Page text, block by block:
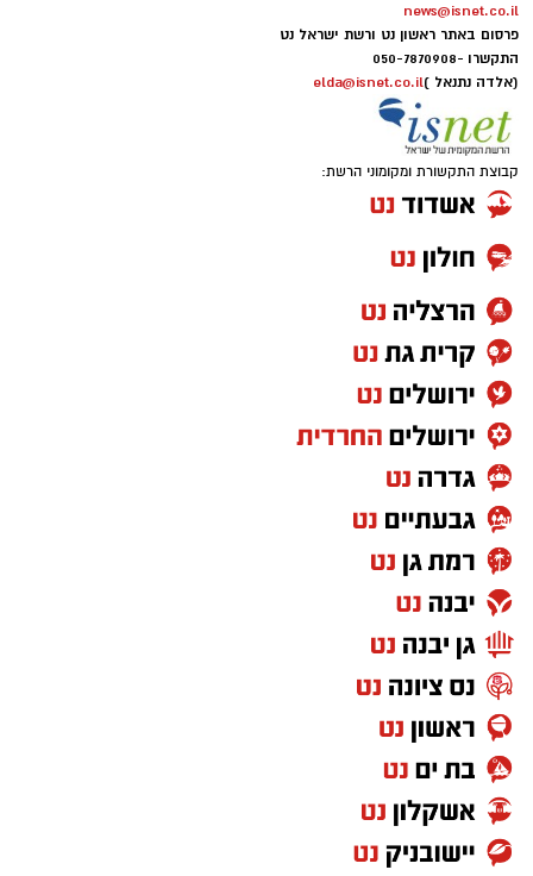
news@isnet.co.il
פרסום באתר ראשון נט ורשת ישראל נט
התקשרו -050-7870908
(אלדה נתנאל )elda@isnet.co.il
קבוצת התקשורת ומקומוני הרשת: